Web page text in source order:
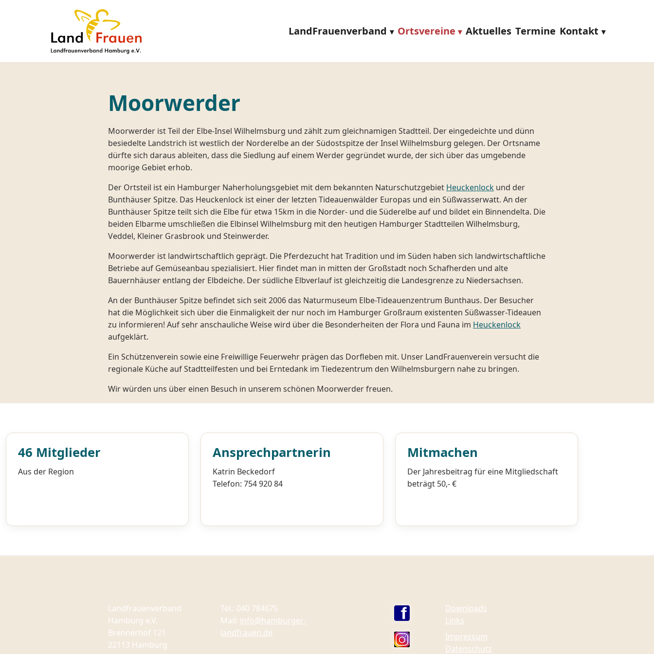
LandFrauenverband Ortsvereine Aktuelles Termine Kontakt
Moorwerder
Moorwerder ist Teil der Elbe-Insel Wilhelmsburg und zählt zum gleichnamigen Stadtteil. Der eingedeichte und dünn
besiedelte Landstrich ist westlich der Norderelbe an der Südostspitze der Insel Wilhelmsburg gelegen. Der Ortsname
dürfte sich daraus ableiten, dass die Siedlung auf einem Werder gegründet wurde, der sich über das umgebende
moorige Gebiet erhob.
Der Ortsteil ist ein Hamburger Naherholungsgebiet mit dem bekannten Naturschutzgebiet Heuckenlock und der
Bunthäuser Spitze. Das Heuckenlock ist einer der letzten Tideauenwälder Europas und ein Süßwasserwatt. An der
Bunthäuser Spitze teilt sich die Elbe für etwa 15km in die Norder- und die Süderelbe auf und bildet ein Binnendelta. Die
beiden Elbarme umschließen die Elbinsel Wilhelmsburg mit den heutigen Hamburger Stadtteilen Wilhelmsburg,
Veddel, Kleiner Grasbrook und Steinwerder.
Moorwerder ist landwirtschaftlich geprägt. Die Pferdezucht hat Tradition und im Süden haben sich landwirtschaftliche
Betriebe auf Gemüseanbau spezialisiert. Hier findet man in mitten der Großstadt noch Schafherden und alte
Bauernhäuser entlang der Elbdeiche. Der südliche Elbverlauf ist gleichzeitig die Landesgrenze zu Niedersachsen.
An der Bunthäuser Spitze befindet sich seit 2006 das Naturmuseum Elbe-Tideauenzentrum Bunthaus. Der Besucher
hat die Möglichkeit sich über die Einmaligkeit der nur noch im Hamburger Großraum existenten Süßwasser-Tideauen
zu informieren! Auf sehr anschauliche Weise wird über die Besonderheiten der Flora und Fauna im Heuckenlock
aufgeklärt.
Ein Schützenverein sowie eine Freiwillige Feuerwehr prägen das Dorfleben mit. Unser LandFrauenverein versucht die
regionale Küche auf Stadtteilfesten und bei Erntedank im Tiedezentrum den Wilhelmsburgern nahe zu bringen.
Wir würden uns über einen Besuch in unserem schönen Moorwerder freuen.
46 Mitglieder
Aus der Region
Ansprechpartnerin
Katrin Beckedorf
Telefon: 754 920 84
Mitmachen
Der Jahresbeitrag für eine Mitgliedschaft
beträgt 50,- €
Landfrauenverband
Hamburg e.V.
Brennerhof 121
22113 Hamburg
Tel.: 040 784675
Mail: info@hamburger-
landfrauen.de
Downloads
Links
Impressum
Datenschutz